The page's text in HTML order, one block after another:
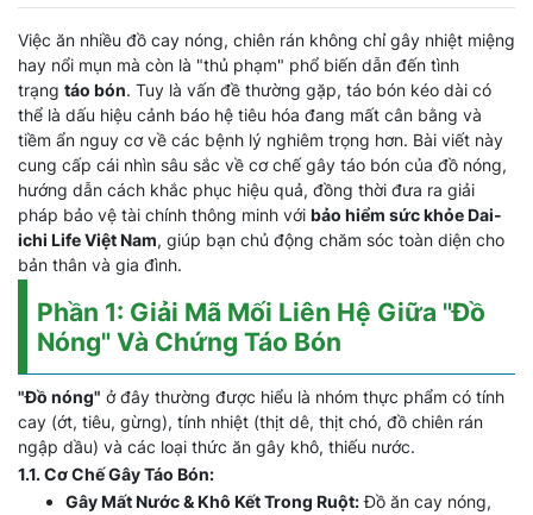
Việc ăn nhiều đồ cay nóng, chiên rán không chỉ gây nhiệt miệng
hay nổi mụn mà còn là "thủ phạm" phổ biến dẫn đến tình
trạng táo bón. Tuy là vấn đề thường gặp, táo bón kéo dài có
thể là dấu hiệu cảnh báo hệ tiêu hóa đang mất cân bằng và
tiềm ẩn nguy cơ về các bệnh lý nghiêm trọng hơn. Bài viết này
cung cấp cái nhìn sâu sắc về cơ chế gây táo bón của đồ nóng,
hướng dẫn cách khắc phục hiệu quả, đồng thời đưa ra giải
pháp bảo vệ tài chính thông minh với bảo hiểm sức khỏe Dai-
ichi Life Việt Nam, giúp bạn chủ động chăm sóc toàn diện cho
bản thân và gia đình.
Phần 1: Giải Mã Mối Liên Hệ Giữa "Đồ
Nóng" Và Chứng Táo Bón
"Đồ nóng" ở đây thường được hiểu là nhóm thực phẩm có tính
cay (ớt, tiêu, gừng), tính nhiệt (thịt dê, thịt chó, đồ chiên rán
ngập dầu) và các loại thức ăn gây khô, thiếu nước.
1.1. Cơ Chế Gây Táo Bón:
Gây Mất Nước & Khô Kết Trong Ruột:Đồ ăn cay nóng,